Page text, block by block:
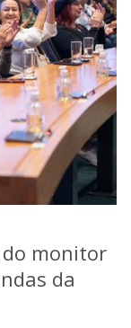
do monitor
da